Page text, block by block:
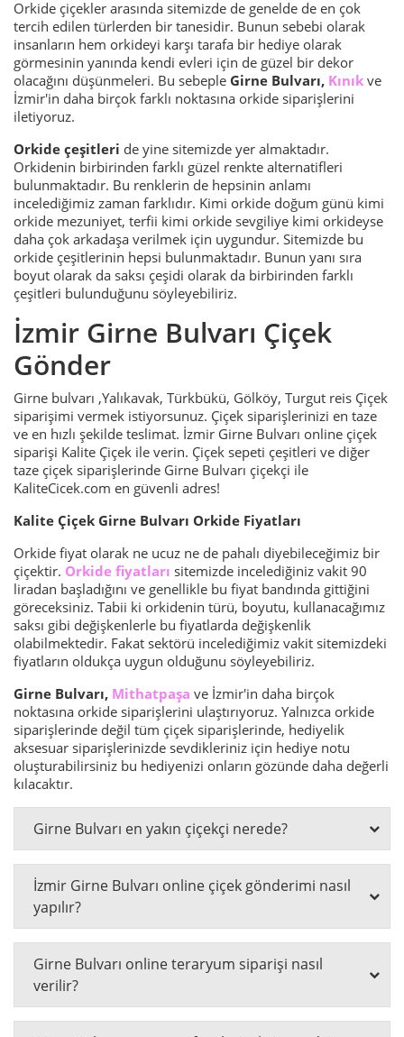
Orkide çiçekler arasında sitemizde de genelde de en çok
tercih edilen türlerden bir tanesidir. Bunun sebebi olarak
insanların hem orkideyi karşı tarafa bir hediye olarak
görmesinin yanında kendi evleri için de güzel bir dekor
olacağını düşünmeleri. Bu sebeple Girne Bulvarı, Kınık ve
İzmir'in daha birçok farklı noktasına orkide siparişlerini
iletiyoruz.
Orkide çeşitleri de yine sitemizde yer almaktadır.
Orkidenin birbirinden farklı güzel renkte alternatifleri
bulunmaktadır. Bu renklerin de hepsinin anlamı
incelediğimiz zaman farklıdır. Kimi orkide doğum günü kimi
orkide mezuniyet, terfii kimi orkide sevgiliye kimi orkideyse
daha çok arkadaşa verilmek için uygundur. Sitemizde bu
orkide çeşitlerinin hepsi bulunmaktadır. Bunun yanı sıra
boyut olarak da saksı çeşidi olarak da birbirinden farklı
çeşitleri bulunduğunu söyleyebiliriz.
İzmir Girne Bulvarı Çiçek
Gönder
Girne bulvarı ,Yalıkavak, Türkbükü, Gölköy, Turgut reis Çiçek
siparişimi vermek istiyorsunuz. Çiçek siparişlerinizi en taze
ve en hızlı şekilde teslimat. İzmir Girne Bulvarı online çiçek
siparişi Kalite Çiçek ile verin. Çiçek sepeti çeşitleri ve diğer
taze çiçek siparişlerinde Girne Bulvarı çiçekçi ile
KaliteCicek.com en güvenli adres!
Kalite Çiçek Girne Bulvarı Orkide Fiyatları
Orkide fiyat olarak ne ucuz ne de pahalı diyebileceğimiz bir
çiçektir. Orkide fiyatları sitemizde incelediğiniz vakit 90
liradan başladığını ve genellikle bu fiyat bandında gittiğini
göreceksiniz. Tabii ki orkidenin türü, boyutu, kullanacağımız
saksı gibi değişkenlerle bu fiyatlarda değişkenlik
olabilmektedir. Fakat sektörü incelediğimiz vakit sitemizdeki
fiyatların oldukça uygun olduğunu söyleyebiliriz.
Girne Bulvarı, Mithatpaşa ve İzmir'in daha birçok
noktasına orkide siparişlerini ulaştırıyoruz. Yalnızca orkide
siparişlerinde değil tüm çiçek siparişlerinde, hediyelik
aksesuar siparişlerinizde sevdikleriniz için hediye notu
oluşturabilirsiniz bu hediyenizi onların gözünde daha değerli
kılacaktır.
Girne Bulvarı en yakın çiçekçi nerede?
İzmir Girne Bulvarı online çiçek gönderimi nasıl
yapılır?
Girne Bulvarı online teraryum siparişi nasıl
verilir?